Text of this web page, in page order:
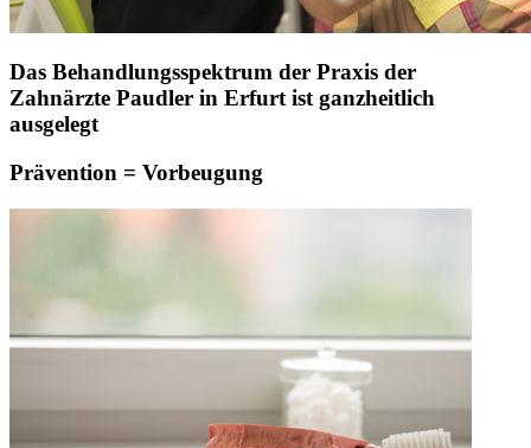
Das Behandlungsspektrum der Praxis der
Zahnärzte Paudler in Erfurt ist ganzheitlich
ausgelegt
Prävention = Vorbeugung